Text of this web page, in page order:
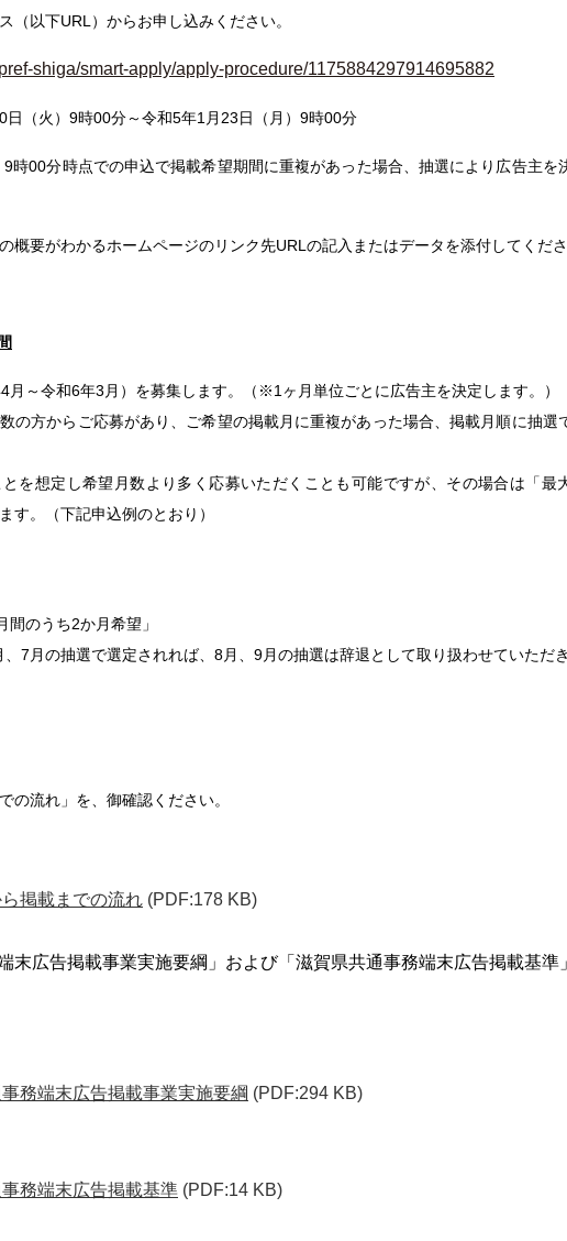
（以下URL）からお申し込みください。
shiga/smart-apply/apply-procedure/1175884297914695882
日（火）9時00分～令和5年1月23日（月）9時00分
時00分時点での申込で掲載希望期間に重複があった場合、抽選により広告主を
概要がわかるホームページのリンク先URLの記入またはデータを添付してくださ
～令和6年3月）を募集します。
（※1ヶ月単位ごとに広告主を決定します。）
の方からご応募があり、ご希望の掲載月に重複があった場合、掲載月順に抽選
を想定し希望月数より多く応募いただくことも可能ですが、その場合は「最
す。（下記申込例のとおり）
間のうち2か月希望」
7月の抽選で選定されれば、8月、9月の抽選は辞退として取り扱わせていただき
の流れ」を、御確認ください。
掲載までの流れ (PDF:178 KB)
末広告掲載事業実施要綱」および「滋賀県共通事務端末広告掲載基準
務端末広告掲載事業実施要綱 (PDF:294 KB)
務端末広告掲載基準 (PDF:14 KB)